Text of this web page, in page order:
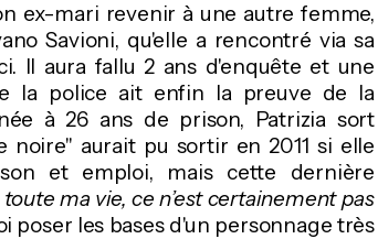
ex-mari revenir à une autre femme,
Savioni, qu'elle a rencontré via sa
Il aura fallu 2 ans d'enquête et une
la police ait enfin la preuve de la
à 26 ans de prison, Patrizia sort
noire" aurait pu sortir en 2011 si elle
et emploi, mais cette dernière
ma vie, ce n’est certainement pas
poser les bases d'un personnage très